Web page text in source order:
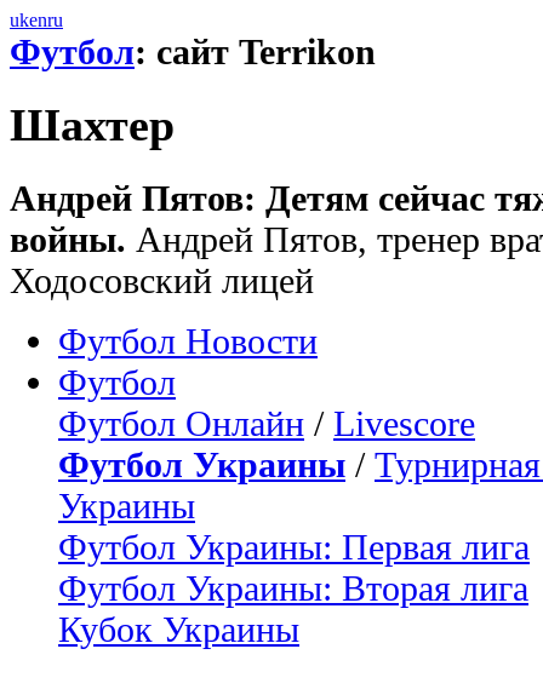
ukenru
Футбол: сайт Terrikon
Шахтер
Андрей Пятов: Детям сейчас
войны. Андрей Пятов, тренер
Ходосовский лицей
Футбол Новости
Футбол
Футбол Онлайн / Livescore
Футбол Украины /
Украины
Футбол Украины: Первая лига
Футбол Украины: Вторая лига
Кубок Украины